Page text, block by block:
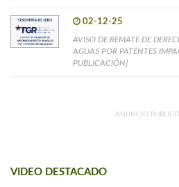
02-12-25
AVISO DE REMATE DE
AGUAS POR PATENTES
PUBLICACIÓN]
ANUNCIO
VIDEO DESTACADO